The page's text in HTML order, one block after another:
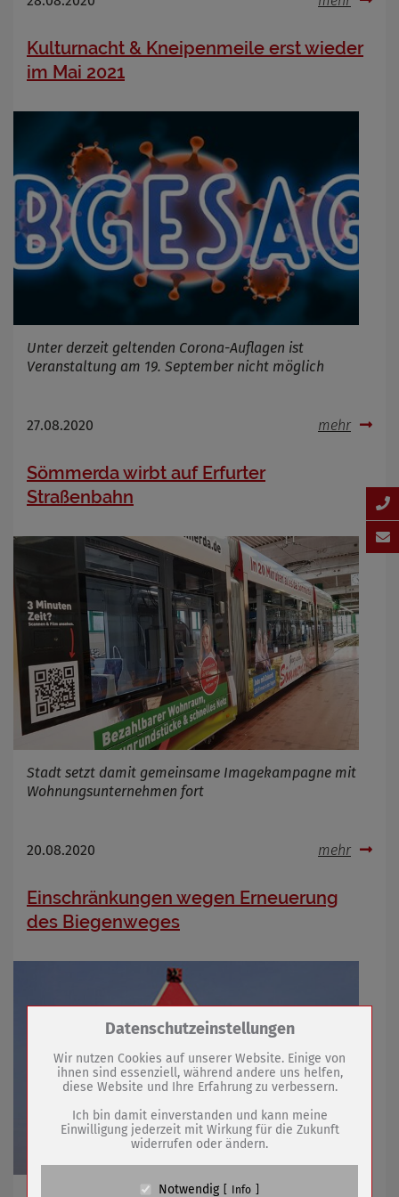
Kulturnacht & Kneipenmeile erst wieder
im Mai 2021
Unter derzeit geltenden Corona-Auflagen ist
Veranstaltung am 19. September nicht möglich
27.08.2020 mehr
Sömmerda wirbt auf Erfurter
Straßenbahn
Stadt setzt damit gemeinsame Imagekampagne mit
Wohnungsunternehmen fort
20.08.2020 mehr
Einschränkungen wegen Erneuerung
des Biegenweges
Zum Betrieb der Seite notwendige Cookies /
Name
PHP Session Cookie
Anbieter
Eigentümer dieser Website (Wenko-
Wenselaar GmbH & Co. KG)
Absicherung Kontaktformular / SPAM
Datenschutzeinstellungen
Wir nutzen Cookies auf unserer Website. Einige von
ihnen sind essenziell, während andere uns helfen,
diese Website und Ihre Erfahrung zu verbessern.
Ich bin damit einverstanden und kann meine
Einwilligung jederzeit mit Wirkung für die Zukunft
widerrufen oder ändern.
Notwendig Info